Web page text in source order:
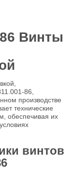
Винты
86,
производстве
технические
обеспечивая их
винтов